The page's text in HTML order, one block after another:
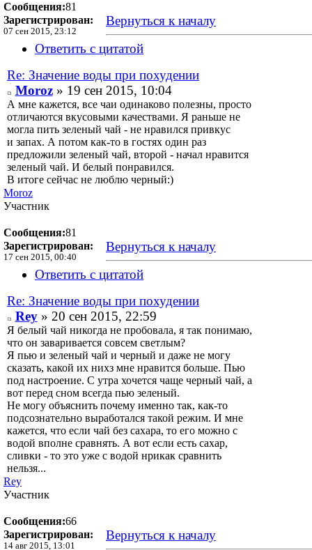
Сообщения:81
Зарегистрирован:
07 сен 2015, 23:12
Вернуться к началу
Ответить с цитатой
Re: Значение воды при похудении
Moroz» 19 сен 2015, 10:04
А мне кажется, все чаи одинаково полезны, просто
отличаются вкусовыми качествами. Я раньше не
могла пить зеленый чай - не нравился привкус
и запах. А потом как-то в гостях один раз
предложили зеленый чай, второй - начал нравится
зеленый чай. И белый понравился.
В итоге сейчас не люблю черный:)
Moroz
Участник
Сообщения:81
Зарегистрирован:
17 сен 2015, 00:40
Вернуться к началу
Ответить с цитатой
Re: Значение воды при похудении
Rey» 20 сен 2015, 22:59
Я белый чай никогда не пробовала, я так понимаю,
что он заваривается совсем светлым?
Я пью и зеленый чай и черный и даже не могу
сказать, какой их нихз мне нравится больше. Пью
под настроение. С утра хочется чаще черный чай, а
вот перед сном всегда пью зеленый.
Не могу объяснить почему именно так, как-то
подсознательно выработался такой режим. И мне
кажется, что если чай без сахара, то его можно с
водой вполне сравнять. А вот если есть сахар,
сливки - то это уже с водой нрикак сравнить
нельзя...
Rey
Участник
Сообщения:66
Зарегистрирован:
14 авг 2015, 13:01
Вернуться к началу